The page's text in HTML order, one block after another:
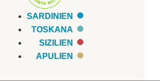
SARDINIEN
TOSKANA
SIZILIEN
APULIEN